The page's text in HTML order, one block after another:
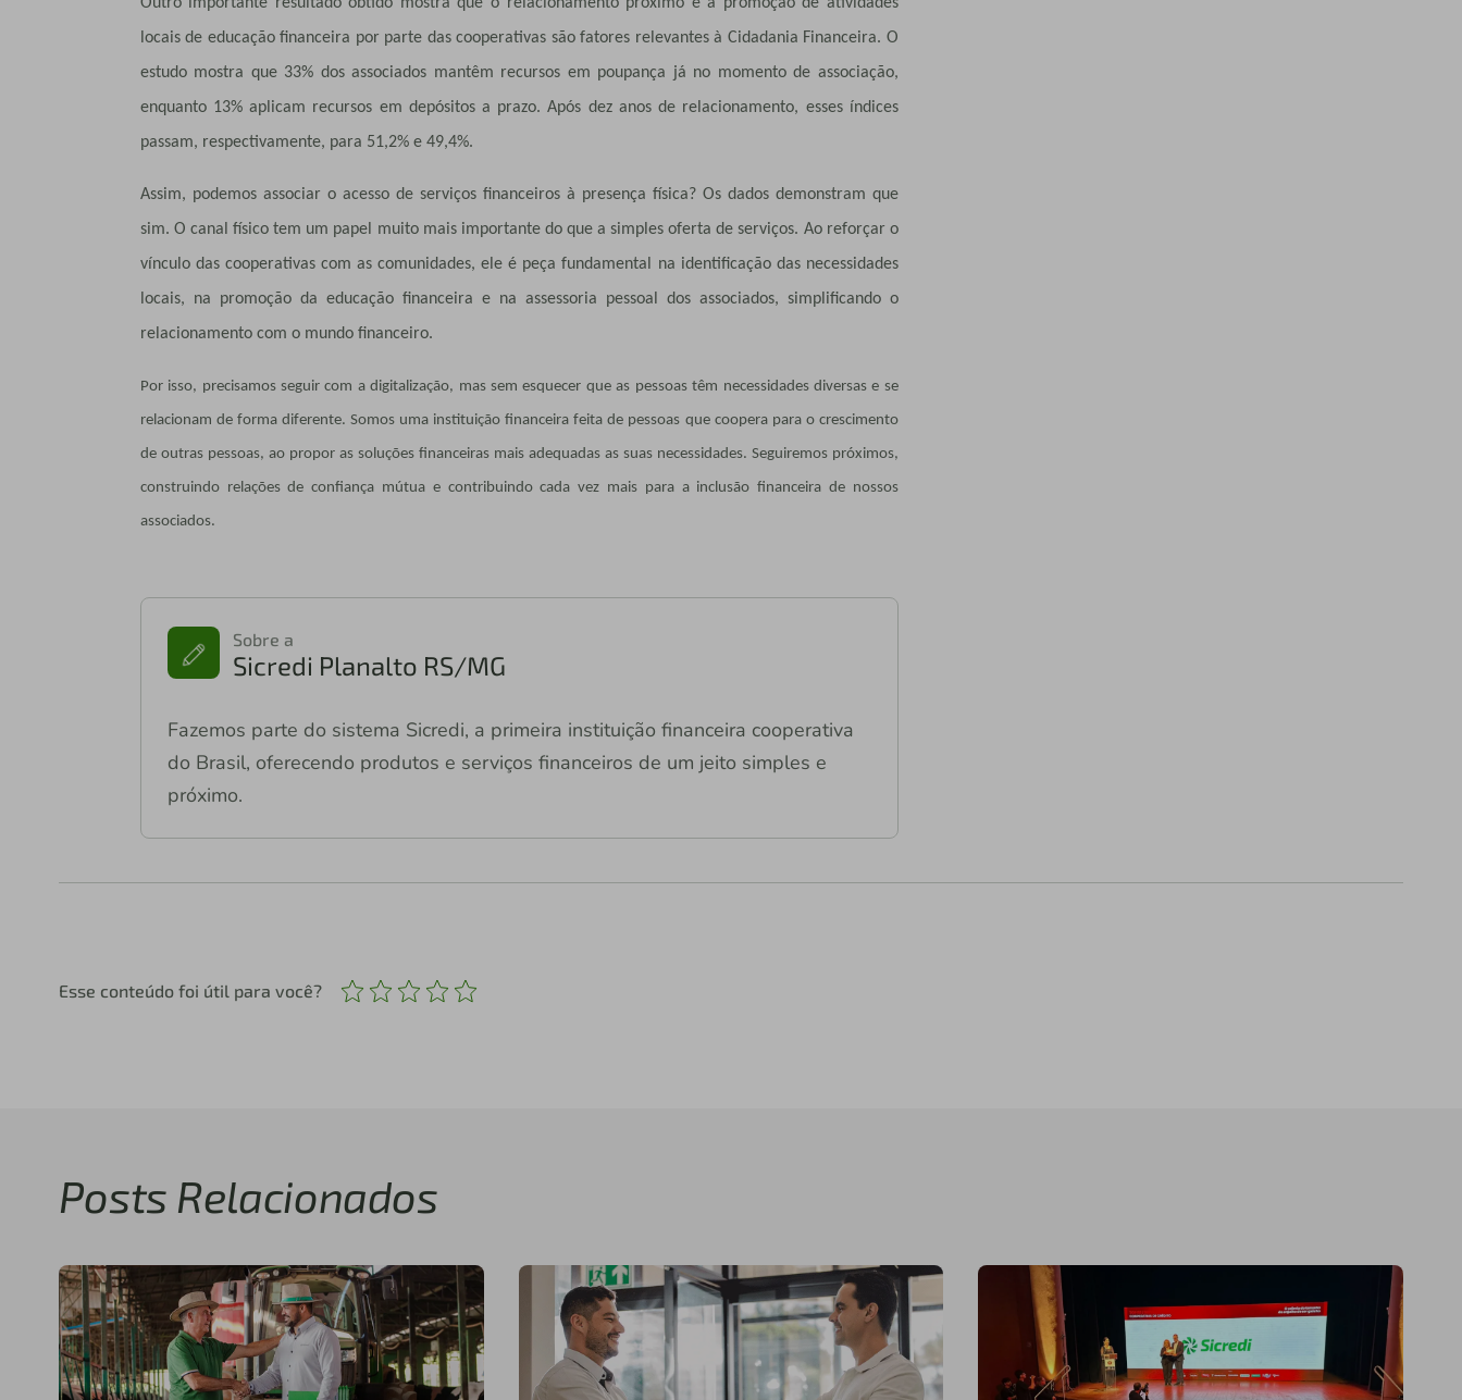
locais de educação financeira por parte das cooperativas são fatores relevantes à Cidadania Financeira. O
estudo mostra que 33% dos associados mantêm recursos em poupança já no momento de associação,
enquanto 13% aplicam recursos em depósitos a prazo. Após dez anos de relacionamento, esses índices
passam, respectivamente, para 51,2% e 49,4%.
Assim, podemos associar o acesso de serviços financeiros à presença física? Os dados demonstram que
sim. O canal físico tem um papel muito mais importante do que a simples oferta de serviços. Ao reforçar o
vínculo das cooperativas com as comunidades, ele é peça fundamental na identificação das necessidades
locais, na promoção da educação financeira e na assessoria pessoal dos associados, simplificando o
relacionamento com o mundo financeiro.
Por isso, precisamos seguir com a digitalização, mas sem esquecer que as pessoas têm necessidades diversas e se
relacionam de forma diferente. Somos uma instituição financeira feita de pessoas que coopera para o crescimento
de outras pessoas, ao propor as soluções financeiras mais adequadas as suas necessidades. Seguiremos próximos,
construindo relações de confiança mútua e contribuindo cada vez mais para a inclusão financeira de nossos
associados.
Sobre a
Sicredi Planalto RS/MG
Fazemos parte do sistema Sicredi, a primeira instituição financeira cooperativa
do Brasil, oferecendo produtos e serviços financeiros de um jeito simples e
próximo.
Esse conteúdo foi útil para você?
Posts Relacionados